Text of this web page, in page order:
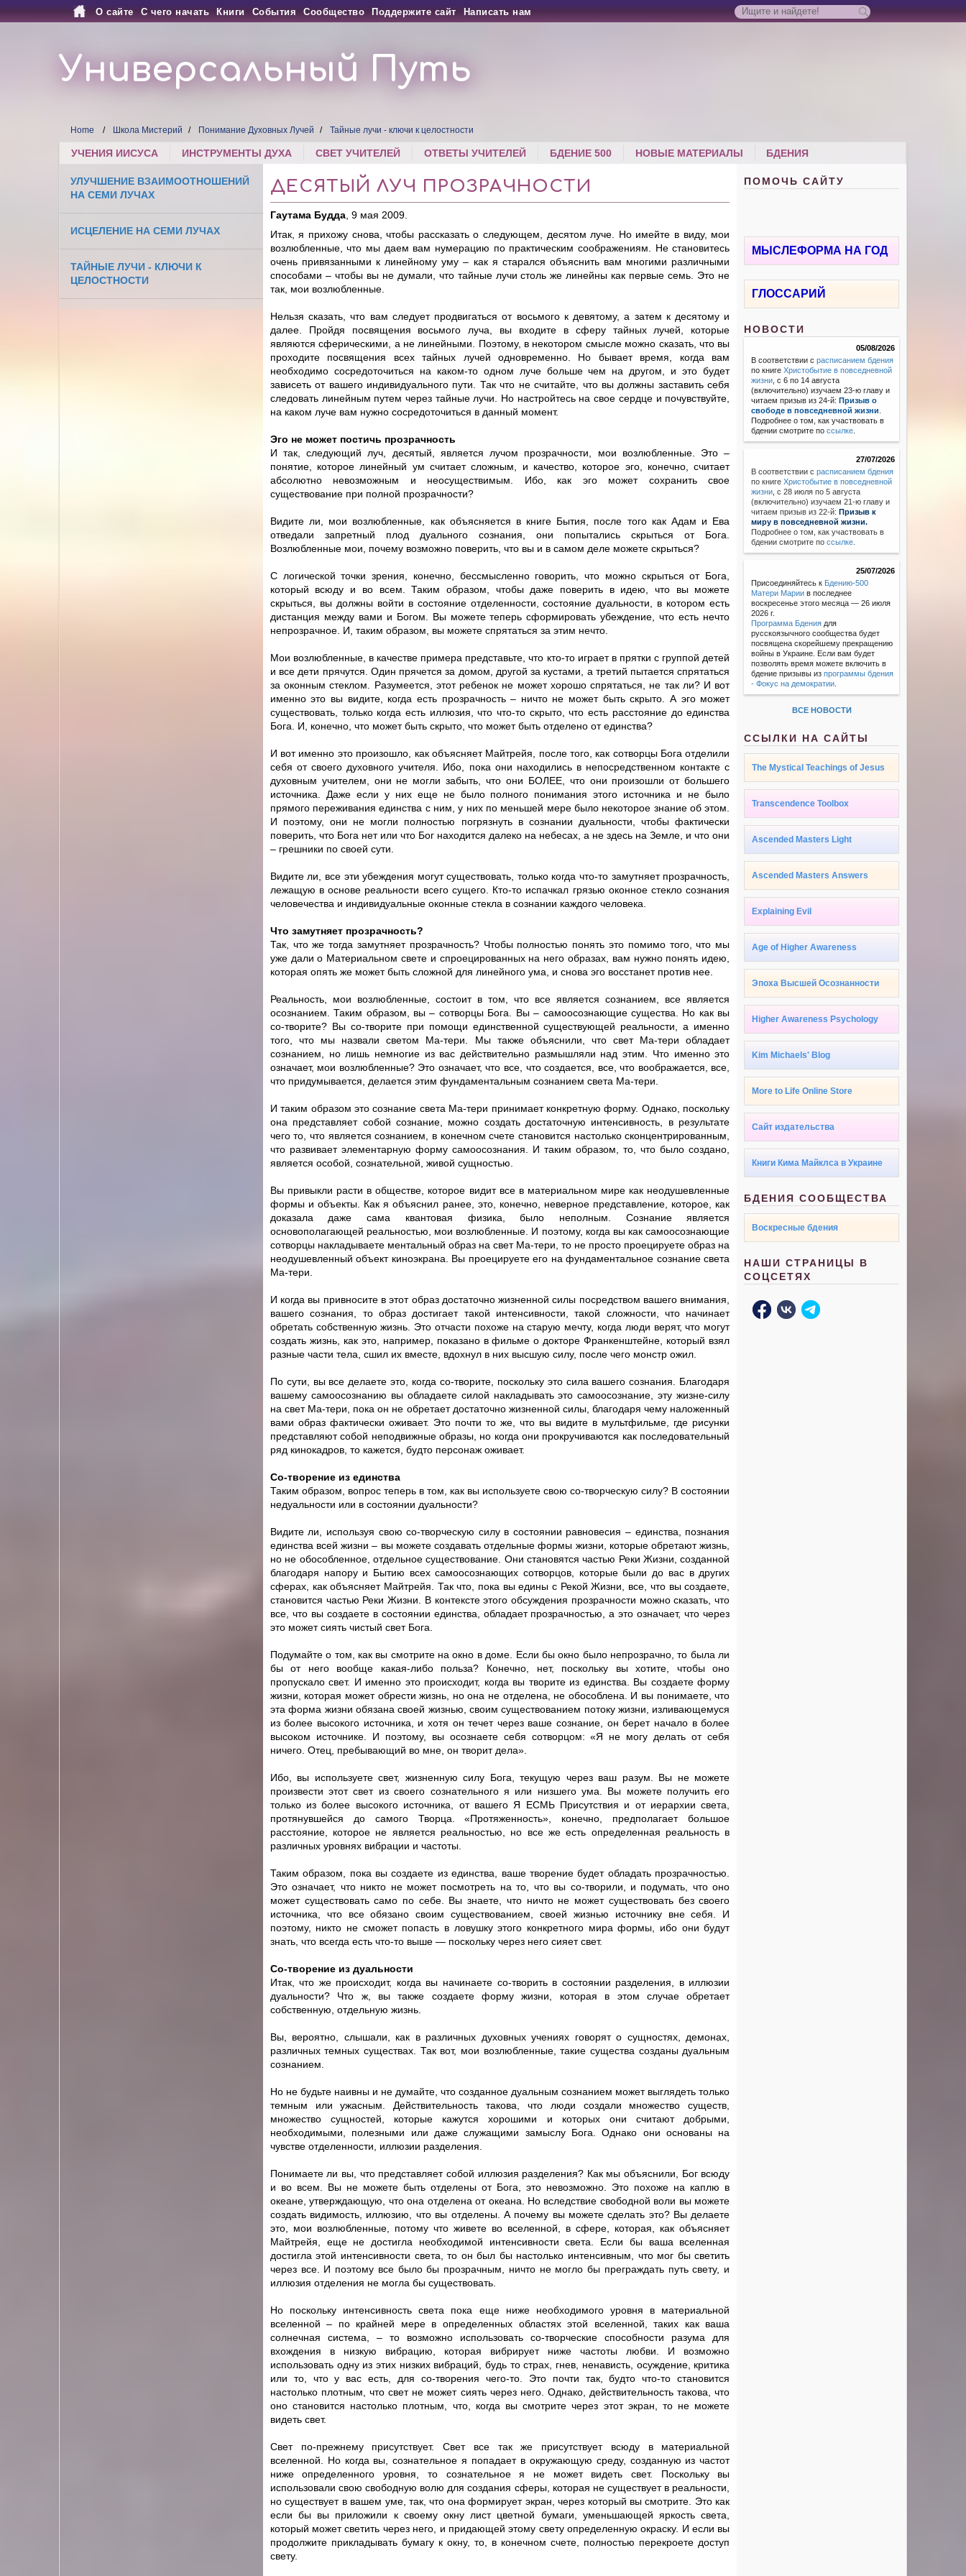
О сайте С чего начать Книги События Сообщество Поддержите сайт Написать нам
Универсальный Путь
Home Школа Мистерий Понимание Духовных Лучей Тайные лучи - ключи к целостности
УЧЕНИЯ ИИСУСА ИНСТРУМЕНТЫ ДУХА СВЕТ УЧИТЕЛЕЙ ОТВЕТЫ УЧИТЕЛЕЙ БДЕНИЕ 500 НОВЫЕ МАТЕРИАЛЫ БДЕНИЯ
УЛУЧШЕНИЕ ВЗАИМООТНОШЕНИЙ
НА СЕМИ ЛУЧАХ
ИСЦЕЛЕНИЕ НА СЕМИ ЛУЧАХ
ТАЙНЫЕ ЛУЧИ - КЛЮЧИ К
ЦЕЛОСТНОСТИ
ДЕСЯТЫЙ ЛУЧ ПРОЗРАЧНОСТИ
Гаутама Будда, 9 мая 2009.
Итак, я прихожу снова, чтобы рассказать о следующем, десятом луче. Но имейте в виду, мои
возлюбленные, что мы даем вам нумерацию по практическим соображениям. Не становитесь
очень привязанными к линейному уму – как я старался объяснить вам многими различными
способами – чтобы вы не думали, что тайные лучи столь же линейны как первые семь. Это не
так, мои возлюбленные.
Нельзя сказать, что вам следует продвигаться от восьмого к девятому, а затем к десятому и
далее. Пройдя посвящения восьмого луча, вы входите в сферу тайных лучей, которые
являются сферическими, а не линейными. Поэтому, в некотором смысле можно сказать, что вы
проходите посвящения всех тайных лучей одновременно. Но бывает время, когда вам
необходимо сосредоточиться на каком-то одном луче больше чем на другом, и это будет
зависеть от вашего индивидуального пути. Так что не считайте, что вы должны заставить себя
следовать линейным путем через тайные лучи. Но настройтесь на свое сердце и почувствуйте,
на каком луче вам нужно сосредоточиться в данный момент.
Эго не может постичь прозрачность
И так, следующий луч, десятый, является лучом прозрачности, мои возлюбленные. Это –
понятие, которое линейный ум считает сложным, и качество, которое эго, конечно, считает
абсолютно невозможным и неосуществимым. Ибо, как эго может сохранить свое
существование при полной прозрачности?
Видите ли, мои возлюбленные, как объясняется в книге Бытия, после того как Адам и Ева
отведали запретный плод дуального сознания, они попытались скрыться от Бога.
Возлюбленные мои, почему возможно поверить, что вы и в самом деле можете скрыться?
С логической точки зрения, конечно, бессмысленно говорить, что можно скрыться от Бога,
который всюду и во всем. Таким образом, чтобы даже поверить в идею, что вы можете
скрыться, вы должны войти в состояние отделенности, состояние дуальности, в котором есть
дистанция между вами и Богом. Вы можете теперь сформировать убеждение, что есть нечто
непрозрачное. И, таким образом, вы можете спрятаться за этим нечто.
Мои возлюбленные, в качестве примера представьте, что кто-то играет в прятки с группой детей
и все дети прячутся. Один прячется за домом, другой за кустами, а третий пытается спрятаться
за оконным стеклом. Разумеется, этот ребенок не может хорошо спрятаться, не так ли? И вот
именно это вы видите, когда есть прозрачность – ничто не может быть скрыто. А эго может
существовать, только когда есть иллюзия, что что-то скрыто, что есть расстояние до единства
Бога. И, конечно, что может быть скрыто, что может быть отделено от единства?
И вот именно это произошло, как объясняет Майтрейя, после того, как cотворцы Бога отделили
себя от своего духовного учителя. Ибо, пока они находились в непосредственном контакте с
духовным учителем, они не могли забыть, что они БОЛЕЕ, что они произошли от большего
источника. Даже если у них еще не было полного понимания этого источника и не было
прямого переживания единства с ним, у них по меньшей мере было некоторое знание об этом.
И поэтому, они не могли полностью погрязнуть в сознании дуальности, чтобы фактически
поверить, что Бога нет или что Бог находится далеко на небесах, а не здесь на Земле, и что они
– грешники по своей сути.
Видите ли, все эти убеждения могут существовать, только когда что-то замутняет прозрачность,
лежащую в основе реальности всего сущего. Кто-то испачкал грязью оконное стекло сознания
человечества и индивидуальные оконные стекла в сознании каждого человека.
Что замутняет прозрачность?
Так, что же тогда замутняет прозрачность? Чтобы полностью понять это помимо того, что мы
уже дали о Материальном свете и спроецированных на него образах, вам нужно понять идею,
которая опять же может быть сложной для линейного ума, и снова эго восстанет против нее.
Реальность, мои возлюбленные, состоит в том, что все является сознанием, все является
осознанием. Таким образом, вы – cотворцы Бога. Вы – самоосознающие существа. Но как вы
cо-творите? Вы cо-творите при помощи единственной существующей реальности, а именно
того, что мы назвали светом Ма-тери. Мы также объяснили, что свет Ма-тери обладает
сознанием, но лишь немногие из вас действительно размышляли над этим. Что именно это
означает, мои возлюбленные? Это означает, что все, что создается, все, что воображается, все,
что придумывается, делается этим фундаментальным сознанием света Ма-тери.
И таким образом это сознание света Ма-тери принимает конкретную форму. Однако, поскольку
она представляет собой сознание, можно создать достаточную интенсивность, в результате
чего то, что является сознанием, в конечном счете становится настолько сконцентрированным,
что развивает элементарную форму самоосознания. И таким образом, то, что было создано,
является особой, сознательной, живой сущностью.
Вы привыкли расти в обществе, которое видит все в материальном мире как неодушевленные
формы и объекты. Как я объяснил ранее, это, конечно, неверное представление, которое, как
доказала даже сама квантовая физика, было неполным. Сознание является
основополагающей реальностью, мои возлюбленные. И поэтому, когда вы как самоосознающие
cотворцы накладываете ментальный образ на свет Ма-тери, то не просто проецируете образ на
неодушевленный объект киноэкрана. Вы проецируете его на фундаментальное сознание света
Ма-тери.
И когда вы привносите в этот образ достаточно жизненной силы посредством вашего внимания,
вашего сознания, то образ достигает такой интенсивности, такой сложности, что начинает
обретать собственную жизнь. Это отчасти похоже на старую мечту, когда люди верят, что могут
создать жизнь, как это, например, показано в фильме о докторе Франкенштейне, который взял
разные части тела, сшил их вместе, вдохнул в них высшую силу, после чего монстр ожил.
По сути, вы все делаете это, когда cо-творите, поскольку это сила вашего сознания. Благодаря
вашему самоосознанию вы обладаете силой накладывать это самоосознание, эту жизне-силу
на свет Ма-тери, пока он не обретает достаточно жизненной силы, благодаря чему наложенный
вами образ фактически оживает. Это почти то же, что вы видите в мультфильме, где рисунки
представляют собой неподвижные образы, но когда они прокручиваются как последовательный
ряд кинокадров, то кажется, будто персонаж оживает.
Cо-творение из единства
Таким образом, вопрос теперь в том, как вы используете свою cо-творческую силу? В состоянии
недуальности или в состоянии дуальности?
Видите ли, используя свою cо-творческую силу в состоянии равновесия – единства, познания
единства всей жизни – вы можете создавать отдельные формы жизни, которые обретают жизнь,
но не обособленное, отдельное существование. Они становятся частью Реки Жизни, созданной
благодаря напору и Бытию всех самоосознающих cотворцов, которые были до вас в других
сферах, как объясняет Майтрейя. Так что, пока вы едины с Рекой Жизни, все, что вы создаете,
становится частью Реки Жизни. В контексте этого обсуждения прозрачности можно сказать, что
все, что вы создаете в состоянии единства, обладает прозрачностью, а это означает, что через
это может сиять чистый свет Бога.
Подумайте о том, как вы смотрите на окно в доме. Если бы окно было непрозрачно, то была ли
бы от него вообще какая-либо польза? Конечно, нет, поскольку вы хотите, чтобы оно
пропускало свет. И именно это происходит, когда вы творите из единства. Вы создаете форму
жизни, которая может обрести жизнь, но она не отделена, не обособлена. И вы понимаете, что
эта форма жизни обязана своей жизнью, своим существованием потоку жизни, изливающемуся
из более высокого источника, и хотя он течет через ваше сознание, он берет начало в более
высоком источнике. И поэтому, вы осознаете себя cотворцом: «Я не могу делать от себя
ничего. Отец, пребывающий во мне, он творит дела».
Ибо, вы используете свет, жизненную силу Бога, текущую через ваш разум. Вы не можете
произвести этот свет из своего сознательного я или низшего ума. Вы можете получить его
только из более высокого источника, от вашего Я ЕСМЬ Присутствия и от иерархии света,
протянувшейся до самого Творца. «Протяженность», конечно, предполагает большое
расстояние, которое не является реальностью, но все же есть определенная реальность в
различных уровнях вибрации и частоты.
Таким образом, пока вы создаете из единства, ваше творение будет обладать прозрачностью.
Это означает, что никто не может посмотреть на то, что вы cо-творили, и подумать, что оно
может существовать само по себе. Вы знаете, что ничто не может существовать без своего
источника, что все обязано своим существованием, своей жизнью источнику вне себя. И
поэтому, никто не сможет попасть в ловушку этого конкретного мира формы, ибо они будут
знать, что всегда есть что-то выше — поскольку через него сияет свет.
Cо-творение из дуальности
Итак, что же происходит, когда вы начинаете cо-творить в состоянии разделения, в иллюзии
дуальности? Что ж, вы также создаете форму жизни, которая в этом случае обретает
собственную, отдельную жизнь.
Вы, вероятно, слышали, как в различных духовных учениях говорят о сущностях, демонах,
различных темных существах. Так вот, мои возлюбленные, такие существа созданы дуальным
сознанием.
Но не будьте наивны и не думайте, что созданное дуальным сознанием может выглядеть только
темным или ужасным. Действительность такова, что люди создали множество существ,
множество сущностей, которые кажутся хорошими и которых они считают добрыми,
необходимыми, полезными или даже служащими замыслу Бога. Однако они основаны на
чувстве отделенности, иллюзии разделения.
Понимаете ли вы, что представляет собой иллюзия разделения? Как мы объяснили, Бог всюду
и во всем. Вы не можете быть отделены от Бога, это невозможно. Это похоже на каплю в
океане, утверждающую, что она отделена от океана. Но вследствие свободной воли вы можете
создать видимость, иллюзию, что вы отделены. А почему вы можете сделать это? Вы делаете
это, мои возлюбленные, потому что живете во вселенной, в сфере, которая, как объясняет
Майтрейя, еще не достигла необходимой интенсивности света. Если бы ваша вселенная
достигла этой интенсивности света, то он был бы настолько интенсивным, что мог бы светить
через все. И поэтому все было бы прозрачным, ничто не могло бы преграждать путь свету, и
иллюзия отделения не могла бы существовать.
Но поскольку интенсивность света пока еще ниже необходимого уровня в материальной
вселенной – по крайней мере в определенных областях этой вселенной, таких как ваша
солнечная система, – то возможно использовать cо-творческие способности разума для
вхождения в низкую вибрацию, которая вибрирует ниже частоты любви. И возможно
использовать одну из этих низких вибраций, будь то страх, гнев, ненависть, осуждение, критика
или то, что у вас есть, для cо-творения чего-то. Это почти так, будто что-то становится
настолько плотным, что свет не может сиять через него. Однако, действительность такова, что
оно становится настолько плотным, что, когда вы смотрите через этот экран, то не можете
видеть свет.
Свет по-прежнему присутствует. Свет все так же присутствует всюду в материальной
вселенной. Но когда вы, сознательное я попадает в окружающую среду, созданную из частот
ниже определенного уровня, то сознательное я не может видеть свет. Поскольку вы
использовали свою свободную волю для создания сферы, которая не существует в реальности,
но существует в вашем уме, так, что она формирует экран, через который вы смотрите. Это как
если бы вы приложили к своему окну лист цветной бумаги, уменьшающей яркость света,
который может светить через него, и придающей этому свету определенную окраску. И если вы
продолжите прикладывать бумагу к окну, то, в конечном счете, полностью перекроете доступ
свету.
ПОМОЧЬ САЙТУ
МЫСЛЕФОРМА НА ГОД
ГЛОССАРИЙ
НОВОСТИ
05/08/2026
В соответствии срасписанием бдения
по книгеХристобытие в повседневной
жизни , с 6 по 14 августа
(включительно) изучаем 23-ю главу и
читаем призыв из 24-й: Призыв о
свободе в повседневной жизни
Подробнее о том, как участвовать в
бдении смотрите поссылке
27/07/2026
В соответствии с расписанием бдения
по книгеХристобытие в повседневной
жизни с 28 июля по 5 августа
(включительно) изучаем 21-ю главу и
читаем призыв из 22-й: Призыв к
миру в повседневной жизни.
Подробнее о том, как участвовать в
бдении смотрите поссылке
25/07/2026
Присоединяйтесь к Бдению-500
Матери Марии в последнее
воскресенье этого месяца — 26 июля
2026 г.
Программа Бдения для
русскоязычного сообщества будет
посвящена скорейшему прекращению
войны в Украине. Если вам будет
позволять время можете включить в
бдение призывы изпрограммы бдения
- Фокус на демократии
ВСЕ НОВОСТИ
ССЫЛКИ НА САЙТЫ
The Mystical Teachings of Jesus
Transcendence Toolbox
Ascended Masters Light
Ascended Masters Answers
Explaining Evil
Age of Higher Awareness
Эпоха Высшей Осознанности
Higher Awareness Psychology
Kim Michaels' Blog
More to Life Online Store
Сайт издательства
Книги Кима Майклса в Украине
БДЕНИЯ СООБЩЕСТВА
Воскресные бдения
НАШИ СТРАНИЦЫ В
СОЦСЕТЯХ